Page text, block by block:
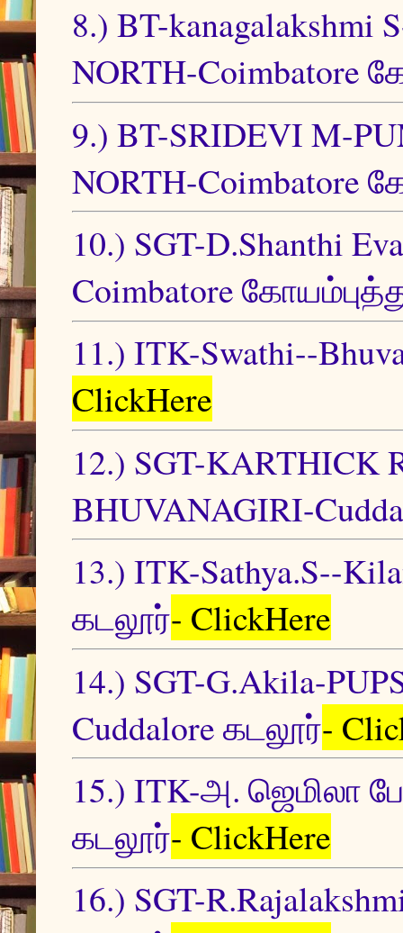
8.) BT-
NORTH-Coimbatore
9.) BT-SRIDEVI M-
NORTH-Coimbatore
10.) SGT-D.Shanthi
Coimbatore
11.) ITK-Swathi--
ClickHere
12.) SGT-
BHUVANAGIRI-
13.) ITK-Sathya.S--
கடலூர்- ClickHere
14.) SGT-G.Akila-
Cuddalore கடலூர்-
15.) ITK-அ. ஜெமிலா
கடலூர்- ClickHere
16.) SGT-